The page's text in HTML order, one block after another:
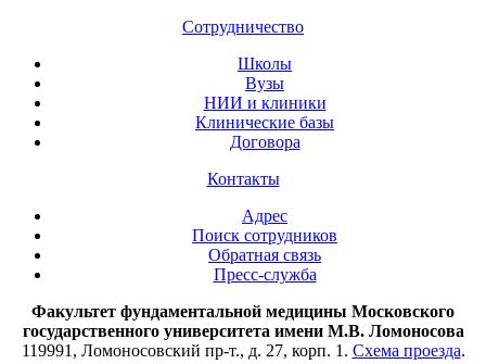
Сотрудничество
Школы
Вузы
НИИ и клиники
Клинические базы
Договора
Контакты
Адрес
Поиск сотрудников
Обратная связь
Пресс-служба
Факультет фундаментальной медицины Московского
государственного университета имени М.В. Ломоносова
119991, Ломоносовский пр-т., д. 27, корп. 1. Схема проезда.